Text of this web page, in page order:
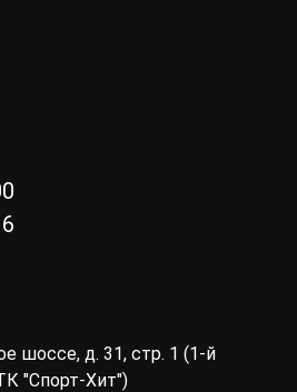
шоссе, д. 31, стр. 1 (1-й
"Спорт-Хит")